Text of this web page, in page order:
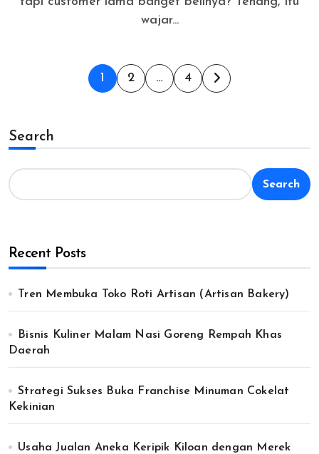
wajar...
Posts
1 2 … 4
Search
Search
Recent Posts
Tren Membuka Toko Roti Artisan (Artisan Bakery)
Bisnis Kuliner Malam Nasi Goreng Rempah Khas
Daerah
Strategi Sukses Buka Franchise Minuman Cokelat
Kekinian
Usaha Jualan Aneka Keripik Kiloan dengan Merek